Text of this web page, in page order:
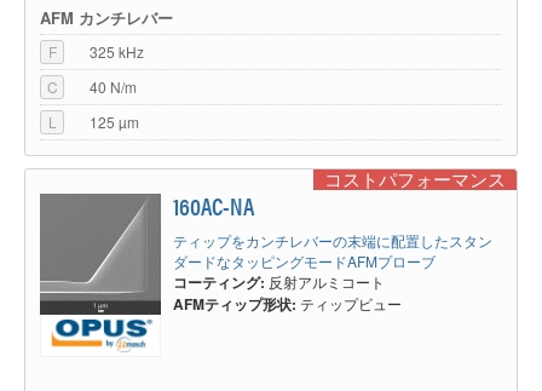
AFM カンチレバー
F
325 kHz
C
40 N/m
L
125 µm
コストパフォーマンス
160AC-NA
ティップをカンチレバーの末端に配置したスタン
ダードなタッピングモードAFMプローブ
コーティング: 反射アルミコート
AFMティップ形状: ティップビュー